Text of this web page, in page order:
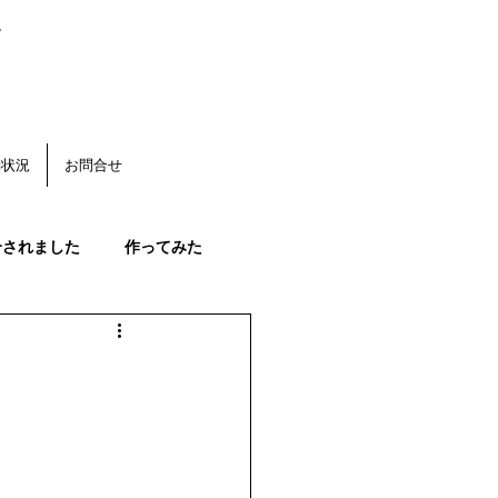
況 お問合せ
れました 作ってみた
みかんの花